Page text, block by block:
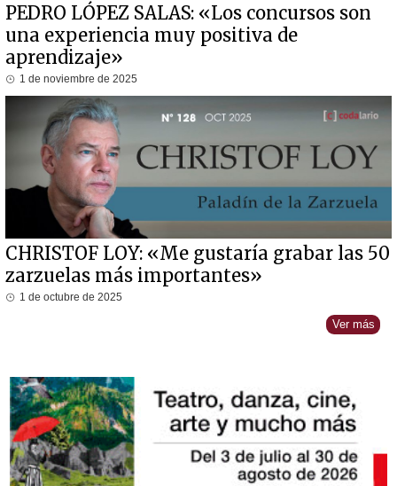
PEDRO LÓPEZ SALAS: «Los concursos son
una experiencia muy positiva de
aprendizaje»
1 de noviembre de 2025
CHRISTOF LOY: «Me gustaría grabar las 50
zarzuelas más importantes»
1 de octubre de 2025
Ver más